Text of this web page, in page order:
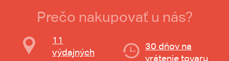
Prečo nakupovať u nás?
11
výdajných
30 dňov na
vrátenie tovaru